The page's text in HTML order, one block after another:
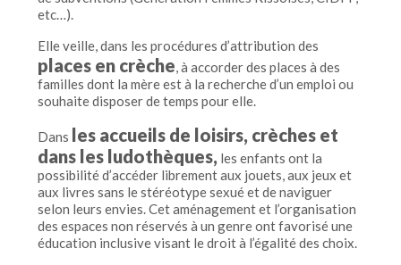
etc…).
Elle veille, dans les procédures d’attribution des
places en crèche, à accorder des places à des
familles dont la mère est à la recherche d’un emploi ou
souhaite disposer de temps pour elle.
Dans les accueils de loisirs, crèches et
dans les ludothèques, les enfants ont la
possibilité d’accéder librement aux jouets, aux jeux et
aux livres sans le stéréotype sexué et de naviguer
selon leurs envies. Cet aménagement et l’organisation
des espaces non réservés à un genre ont favorisé une
éducation inclusive visant le droit à l’égalité des choix.